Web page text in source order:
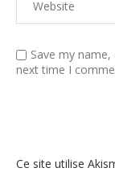
Save my
next time I
Ce site utilise